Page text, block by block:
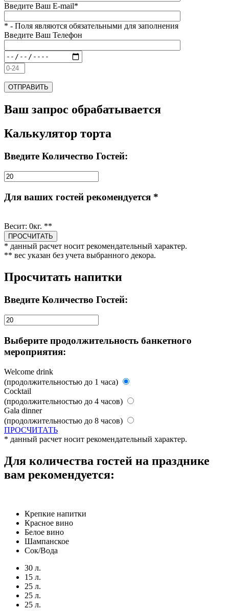
Введите Ваш E-mail*
* - Поля являются обязательными для заполнения
Введите Ваш Телефон
Ваш запрос обрабатывается
Калькулятор торта
Введите Количество Гостей:
Для ваших гостей рекомендуется *
Весит: 0кг. **
* данный расчет носит рекомендательный характер.
** вес указан без учета выбранного декора.
Просчитать напитки
Введите Количество Гостей:
Выберите продолжительность банкетного
мероприятия:
Welcome drink
(продолжительностью до 1 часа)
Cocktail
(продолжительностью до 4 часов)
Gala dinner
(продолжительностью до 8 часов)
ПРОСЧИТАТЬ
* данный расчет носит рекомендательный характер.
Для количества гостей на празднике
вам рекомендуется:
Крепкие напитки
Красное вино
Белое вино
Шампанское
Сок/Вода
30 л.
15 л.
25 л.
25 л.
25 л.